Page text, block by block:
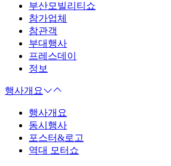
부산모빌리티쇼
참가업체
참관객
부대행사
프레스데이
정보
행사개요
행사개요
동시행사
포스터&로고
역대 모터쇼